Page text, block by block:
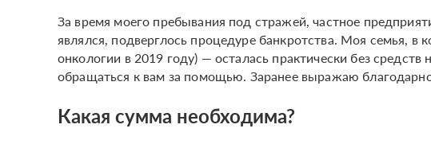
За время моего пребывания под стражей, частное
являлся, подверглось процедуре банкротства. Моя семья,
онкологии в 2019 году) — осталась практически без
обращаться к вам за помощью. Заранее выражаю
Какая сумма необходима?